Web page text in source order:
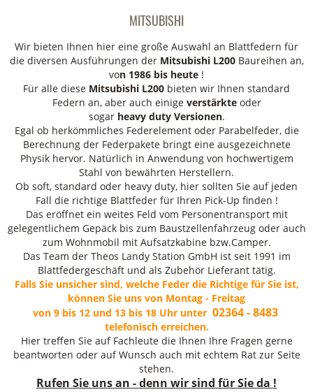
MITSUBISHI
Wir bieten Ihnen hier eine große Auswahl an Blattfedern für
die diversen Ausführungen der Mitsubishi L200 Baureihen an,
von 1986 bis heute !
Für alle diese Mitsubishi L200 bieten wir Ihnen standard
Federn an, aber auch einige verstärkteoder
sogarheavy duty Versionen.
Egal ob herkömmliches Federelement oder Parabelfeder, die
Berechnung der Federpakete bringt eine ausgezeichnete
Physik hervor. Natürlich in Anwendung von hochwertigem
Stahl von bewährten Herstellern.
Ob soft, standard oder heavy duty, hier sollten Sie auf jeden
Fall die richtige Blattfeder für Ihren Pick-Up finden !
Das eröffnet ein weites Feld vom Personentransport mit
gelegentlichem Gepäck bis zum Baustzellenfahrzeug oder auch
zum Wohnmobil mit Aufsatzkabine bzw.Camper.
Das Team der Theos Landy Station GmbH ist seit 1991 im
Blattfedergeschäft und als Zubehör Lieferant tätig.
Falls Sie unsicher sind, welche Feder die Richtige für Sie ist,
können Sie uns von Montag - Freitag
von 9 bis 12 und 13 bis 18 Uhr unter 02364 - 8483
telefonisch erreichen.
Hier treffen Sie auf Fachleute die Ihnen Ihre Fragen gerne
beantworten oder auf Wunsch auch mit echtem Rat zur Seite
stehen.
Rufen Sie uns an - denn wir sind für Sie da !